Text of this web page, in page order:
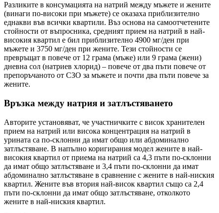
Разликите в консумацията на натрий между мъжете и жените
(винаги по-високи при мъжете) се оказаха приблизително
еднакви във всички квартили. Въз основа на самоотчетените
стойности от въпросника, средният прием на натрий в най-
високия квартил е бил приблизително 4900 мг/ден при
мъжете и 3750 мг/ден при жените. Тези стойности се
превръщат в повече от 12 грама (мъже) или 9 грама (жени)
дневна сол (натриев хлорид) – повече от два пъти повече от
препоръчаното от СЗО за мъжете и почти два пъти повече за
жените.
Връзка между натрия и затлъстяването
Авторите установяват, че участничките с висок хранителен
прием на натрий или висока концентрация на натрий в
урината са по-склонни да имат общо или абдоминално
затлъстяване. В напълно коригирания модел жените в най-
високия квартил от приема на натрий са 4,3 пъти по-склонни
да имат общо затлъстяване и 3,4 пъти по-склонни да имат
абдоминално затлъстяване в сравнение с жените в най-ниския
квартил. Жените във втория най-висок квартил също са 2,4
пъти по-склонни да имат общо затлъстяване, отколкото
жените в най-ниския квартил.